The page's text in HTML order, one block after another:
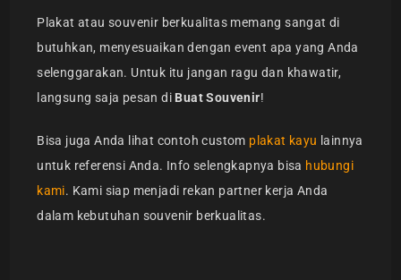
Plakat atau souvenir berkualitas memang sangat di
butuhkan, menyesuaikan dengan event apa yang Anda
selenggarakan. Untuk itu jangan ragu dan khawatir,
langsung saja pesan di Buat Souvenir!
Bisa juga Anda lihat contoh custom plakat kayu lainnya
untuk referensi Anda. Info selengkapnya bisa hubungi
kami. Kami siap menjadi rekan partner kerja Anda
dalam kebutuhan souvenir berkualitas.